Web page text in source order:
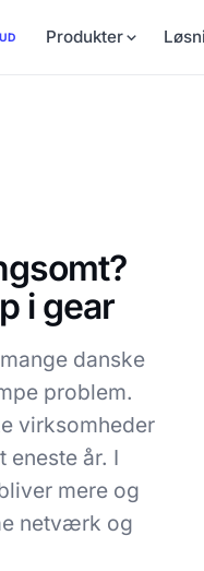
Produkter
i gear
danske
problem.
virksomheder
eneste år. I
mere og
netværk og